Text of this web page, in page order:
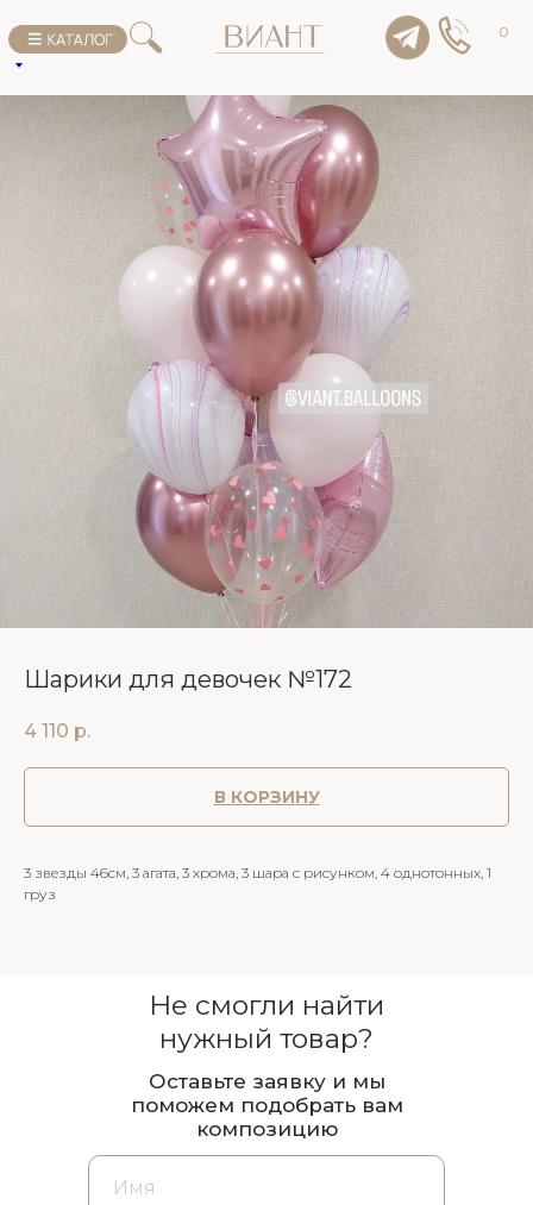
0
Шарики для девочек №172
4 110 р.
В КОРЗИНУ
3 звезды 46см, 3 агата, 3 хрома, 3 шара с рисунком, 4 однотонных, 1
груз
Не смогли найти
нужный товар?
Оставьте заявку и мы
поможем подобрать вам
композицию